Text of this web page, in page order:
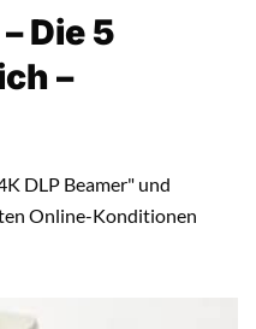
Die 5
–
DLP Beamer" und
Online-Konditionen